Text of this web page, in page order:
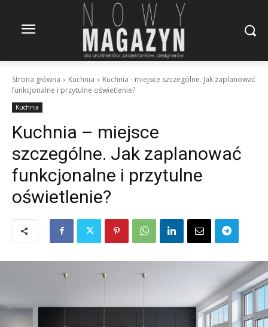
Strona główna Kuchnia
Kuchnia - miejsce szczególne. Jak zaplanować
funkcjonalne i przytulne oświetlenie?
Kuchnia
Kuchnia – miejsce
szczególne. Jak zaplanować
funkcjonalne i przytulne
oświetlenie?